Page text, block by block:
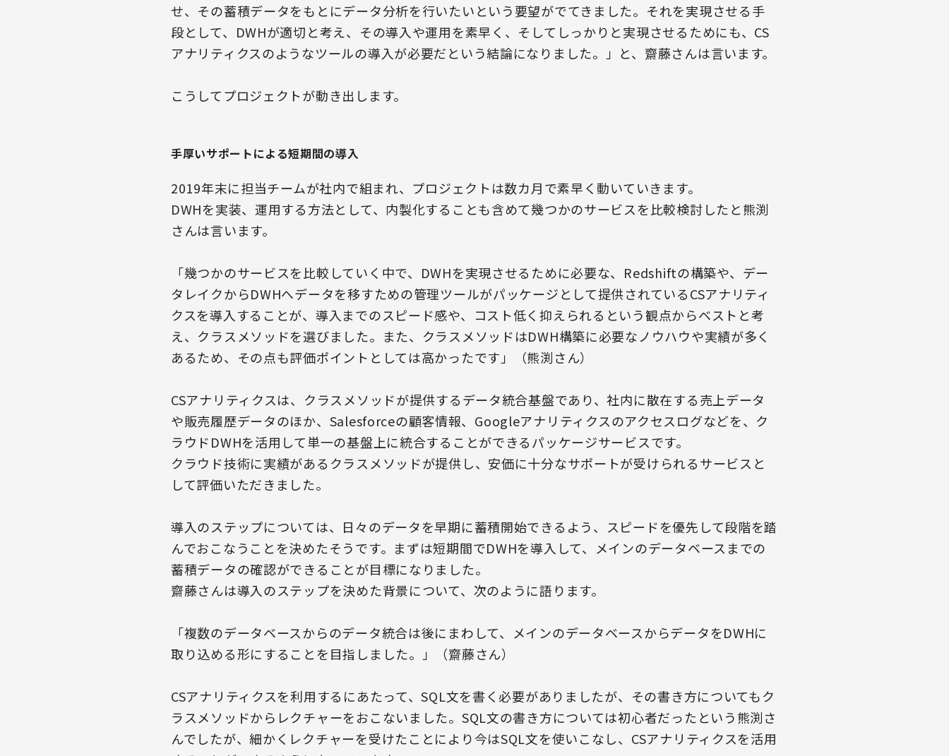
せ、その蓄積データをもとにデータ分析を行いたいという要望がでてきました。それを実現させる手
段として、DWHが適切と考え、その導入や運用を素早く、そしてしっかりと実現させるためにも、CS
アナリティクスのようなツールの導入が必要だという結論になりました。」と、齋藤さんは言います。
こうしてプロジェクトが動き出します。
手厚いサポートによる短期間の導入
2019年末に担当チームが社内で組まれ、プロジェクトは数カ月で素早く動いていきます。
DWHを実装、運用する方法として、内製化することも含めて幾つかのサービスを比較検討したと熊渕
さんは言います。
「幾つかのサービスを比較していく中で、DWHを実現させるために必要な、Redshiftの構築や、デー
タレイクからDWHへデータを移すための管理ツールがパッケージとして提供されているCSアナリティ
クスを導入することが、導入までのスピード感や、コスト低く抑えられるという観点からベストと考
え、クラスメソッドを選びました。また、クラスメソッドはDWH構築に必要なノウハウや実績が多く
あるため、その点も評価ポイントとしては高かったです」（熊渕さん）
CSアナリティクスは、クラスメソッドが提供するデータ統合基盤であり、社内に散在する売上データ
や販売履歴データのほか、Salesforceの顧客情報、Googleアナリティクスのアクセスログなどを、ク
ラウドDWHを活用して単一の基盤上に統合することができるパッケージサービスです。
クラウド技術に実績があるクラスメソッドが提供し、安価に十分なサポートが受けられるサービスと
して評価いただきました。
導入のステップについては、日々のデータを早期に蓄積開始できるよう、スピードを優先して段階を踏
んでおこなうことを決めたそうです。まずは短期間でDWHを導入して、メインのデータベースまでの
蓄積データの確認ができることが目標になりました。
齋藤さんは導入のステップを決めた背景について、次のように語ります。
「複数のデータベースからのデータ統合は後にまわして、メインのデータベースからデータをDWHに
取り込める形にすることを目指しました。」（齋藤さん）
CSアナリティクスを利用するにあたって、SQL文を書く必要がありましたが、その書き方についてもク
ラスメソッドからレクチャーをおこないました。SQL文の書き方については初心者だったという熊渕さ
んでしたが、細かくレクチャーを受けたことにより今はSQL文を使いこなし、CSアナリティクスを活用